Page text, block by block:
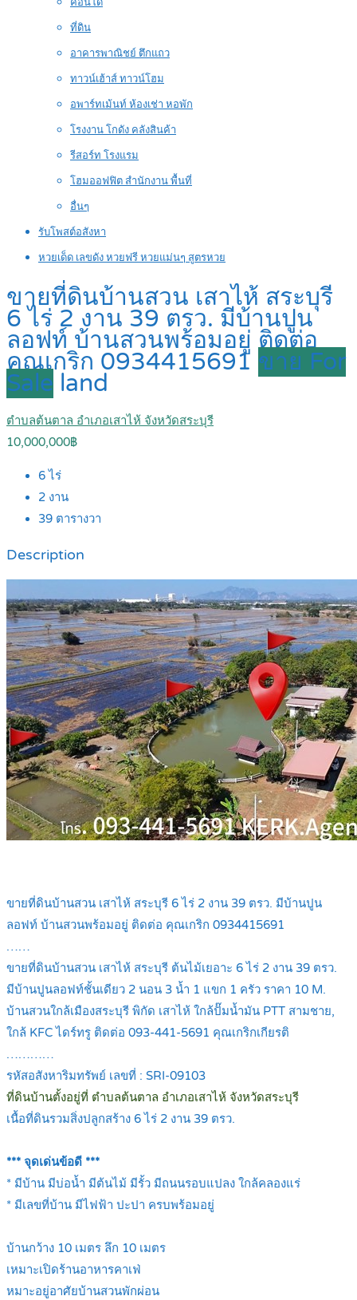
ที่ดิน
อาคารพาณิชย์ ตึกแถว
ทาวน์เฮ้าส์ ทาวน์โฮม
อพาร์ทเม้นท์ ห้องเช่า หอพัก
โรงงาน โกดัง คลังสินค้า
รีสอร์ท โรงแรม
โฮมออฟฟิต สำนักงาน พื้นที่
อื่นๆ
รับโพสต์อสังหา
หวยเด็ด เลขดัง หวยฟรี หวยแม่นๆ สูตรหวย
ขายที่ดินบ้านสวน เสาไห้ สระบุรี
6 ไร่ 2 งาน 39 ตรว. มีบ้านปูน
ลอฟท์ บ้านสวนพร้อมอยู่ ติดต่อ
คุณเกริก 0934415691 ขาย For
Sale land
ตำบลต้นตาล อำเภอเสาไห้ จังหวัดสระบุรี
10,000,000฿
6ไร่
2 งาน
39 ตารางวา
Description
ขายที่ดินบ้านสวน เสาไห้ สระบุรี 6 ไร่ 2 งาน 39 ตรว. มีบ้านปูน
ลอฟท์ บ้านสวนพร้อมอยู่ ติดต่อ คุณเกริก 0934415691
……
ขายที่ดินบ้านสวน เสาไห้ สระบุรี ต้นไม้เยอาะ 6 ไร่ 2 งาน 39 ตรว.
มีบ้านปูนลอฟท์ชั้นเดียว 2 นอน 3 น้ำ 1 แขก 1 ครัว ราคา 10 M.
บ้านสวนใกล้เมืองสระบุรี พิกัด เสาไห้ ใกล้ปั๊มน้ำมัน PTT สามชาย,
ใกล้ KFC ไดร์ทรู ติดต่อ 093-441-5691 คุณเกริกเกียรติ
…………
รหัสอสังหาริมทรัพย์ เลขที่ : SRI-09103
ที่ดินบ้านตั้งอยู่ที่ ตำบลต้นตาล อำเภอเสาไห้ จังหวัดสระบุรี
เนื้อที่ดินรวมสิ่งปลูกสร้าง 6 ไร่ 2 งาน 39 ตรว.
*** จุดเด่นข้อดี ***
* มีบ้าน มีบ่อน้ำ มีต้นไม้ มีรั้ว มีถนนรอบแปลง ใกล้คลองแร่
* มีเลขที่บ้าน มีไฟฟ้า ปะปา ครบพร้อมอยู่
บ้านกว้าง 10 เมตร ลึก 10 เมตร
เหมาะเปิดร้านอาหารคาเฟ่
หมาะอยู่อาศัยบ้านสวนพักผ่อน